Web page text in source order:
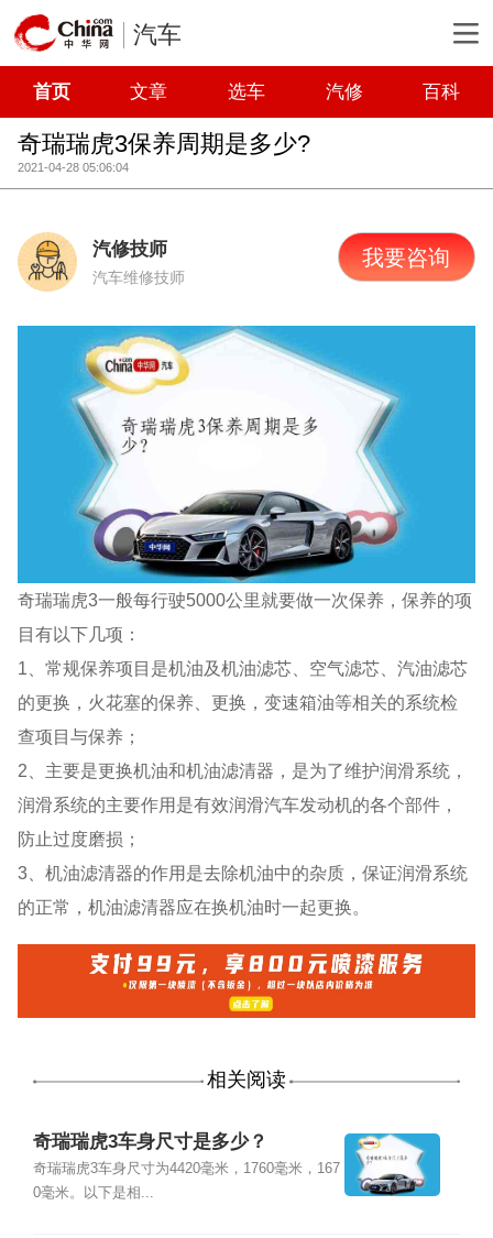
汽车
首页 文章 选车 汽修 百科
奇瑞瑞虎3保养周期是多少?
2021-04-28 05:06:04
汽修技师
汽车维修技师
我要咨询
奇瑞瑞虎3一般每行驶5000公里就要做一次保养，保养的项
目有以下几项：
1、常规保养项目是机油及机油滤芯、空气滤芯、汽油滤芯
的更换，火花塞的保养、更换，变速箱油等相关的系统检
查项目与保养；
2、主要是更换机油和机油滤清器，是为了维护润滑系统，
润滑系统的主要作用是有效润滑汽车发动机的各个部件，
防止过度磨损；
3、机油滤清器的作用是去除机油中的杂质，保证润滑系统
的正常，机油滤清器应在换机油时一起更换。
相关阅读
奇瑞瑞虎3车身尺寸是多少？
奇瑞瑞虎3车身尺寸为4420毫米，1760毫米，167
0毫米。以下是相...